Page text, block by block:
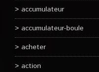
accumulateur
accumulateur-boule
acheter
action